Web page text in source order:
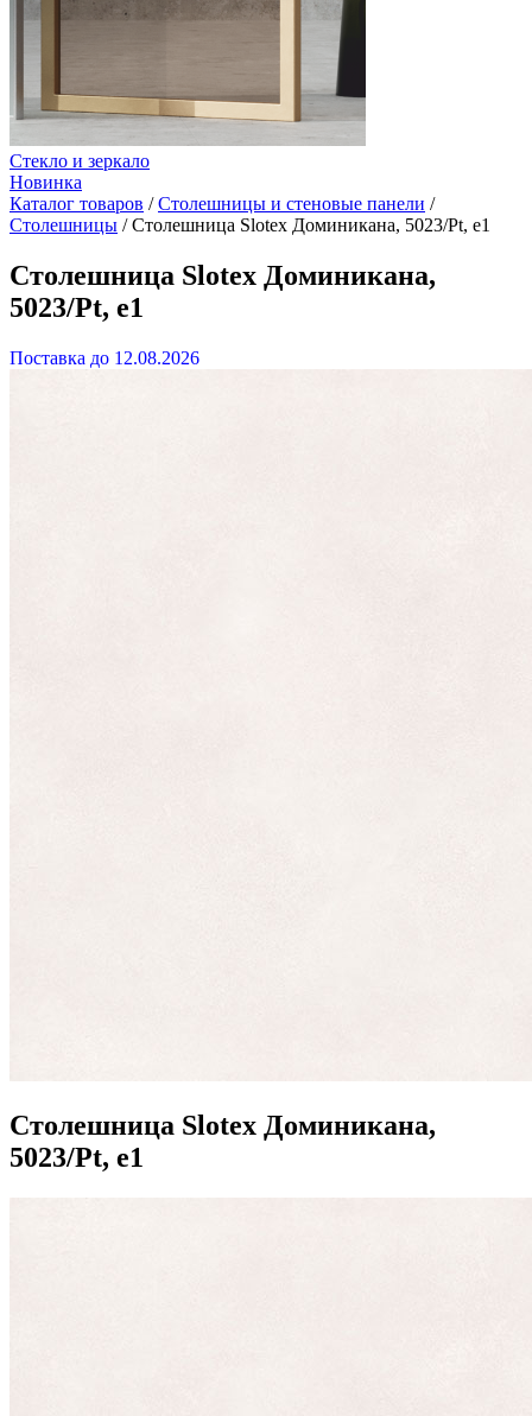
Стекло и зеркало
Новинка
Каталог товаров /Столешницы и стеновые панели /
Столешницы /Столешница Slotex Доминикана, 5023/Pt, e1
Столешница Slotex Доминикана,
5023/Pt, e1
Поставка до 12.08.2026
Столешница Slotex Доминикана,
5023/Pt, e1